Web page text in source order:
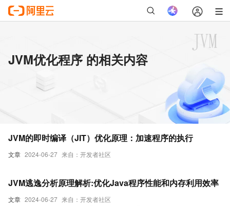
JVM优化程序 的相关内容
文章 2024-06-27 来自：开发者社区
JVM的即时编译（JIT）优化原理：加速程序的执行
文章 2024-06-27 来自：开发者社区
JVM逃逸分析原理解析:优化Java程序性能和内存利用效率